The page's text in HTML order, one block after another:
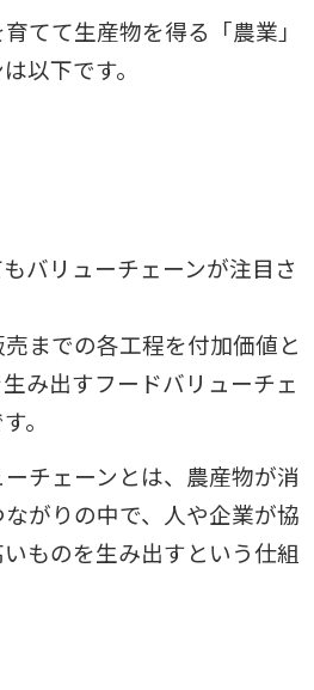
てて生産物を得る「農業」
以下です。
バリューチェーンが注目さ
までの各工程を付加価値と
み出すフードバリューチェ
。
チェーンとは、農産物が消
がりの中で、人や企業が協
ものを生み出すという仕組